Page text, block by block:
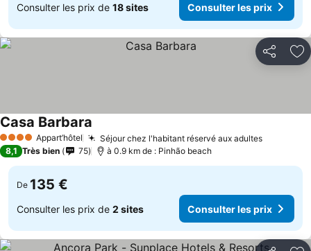
Consulter les prix de 18 sites Consulter les prix
Partager
4 Étoiles Appart’hôtel Séjour chez l'habitant réservé aux adultes
Casa Barbara
8,1 Très bien 75 à 0.9 km de : Pinhão beach
De 135 €
Consulter les prix de 2 sites Consulter les prix